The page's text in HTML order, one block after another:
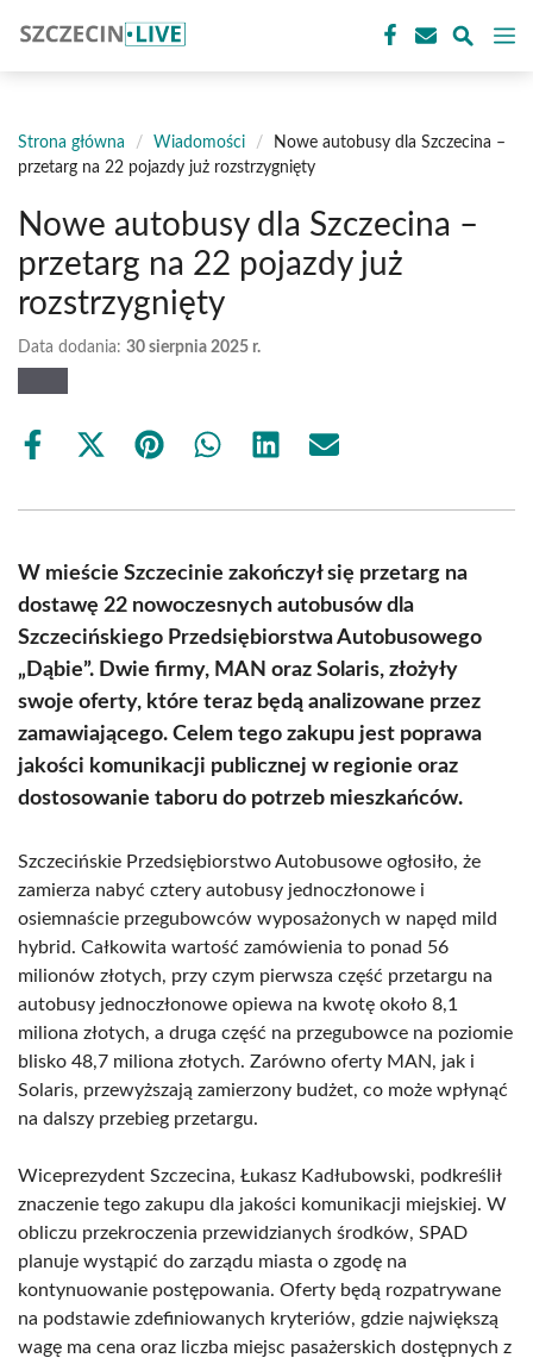
treści
Strona główna / Wiadomości /
Nowe autobusy dla Szczecina –
przetarg na 22 pojazdy już rozstrzygnięty
Nowe autobusy dla Szczecina –
przetarg na 22 pojazdy już
rozstrzygnięty
Data dodania: 30 sierpnia 2025 r.
Share
Share
(Twitter)
Share Share Share Share
W mieście Szczecinie zakończył się przetarg na
dostawę 22 nowoczesnych autobusów dla
Szczecińskiego Przedsiębiorstwa Autobusowego
„Dąbie”. Dwie firmy, MAN oraz Solaris, złożyły
swoje oferty, które teraz będą analizowane przez
zamawiającego. Celem tego zakupu jest poprawa
jakości komunikacji publicznej w regionie oraz
dostosowanie taboru do potrzeb mieszkańców.
Szczecińskie Przedsiębiorstwo Autobusowe ogłosiło, że
zamierza nabyć cztery autobusy jednoczłonowe i
osiemnaście przegubowców wyposażonych w napęd mild
hybrid. Całkowita wartość zamówienia to ponad 56
milionów złotych, przy czym pierwsza część przetargu na
autobusy jednoczłonowe opiewa na kwotę około 8,1
miliona złotych, a druga część na przegubowce na poziomie
blisko 48,7 miliona złotych. Zarówno oferty MAN, jak i
Solaris, przewyższają zamierzony budżet, co może wpłynąć
na dalszy przebieg przetargu.
Wiceprezydent Szczecina, Łukasz Kadłubowski, podkreślił
znaczenie tego zakupu dla jakości komunikacji miejskiej. W
obliczu przekroczenia przewidzianych środków, SPAD
planuje wystąpić do zarządu miasta o zgodę na
kontynuowanie postępowania. Oferty będą rozpatrywane
na podstawie zdefiniowanych kryteriów, gdzie największą
wagę ma cena oraz liczba miejsc pasażerskich dostępnych z